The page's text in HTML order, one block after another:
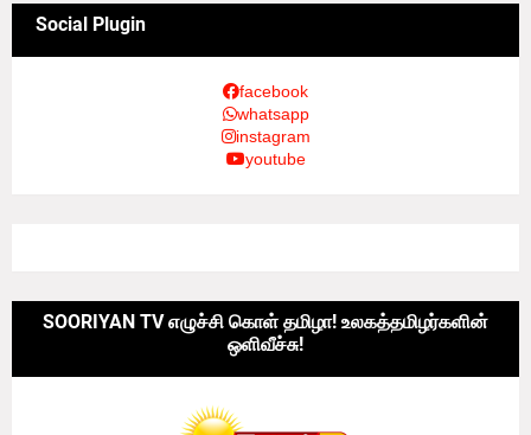
Social Plugin
facebook
whatsapp
instagram
youtube
SOORIYAN TV எழுச்சி கொள் தமிழா! உலகத்தமிழர்களின்
ஒளிவீச்சு!